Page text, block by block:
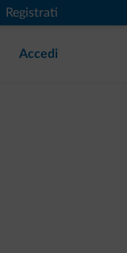
Registrati
Accedi